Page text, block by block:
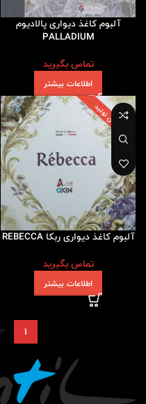
آلبوم کاغذ دیواری پالادیوم
PALLADIUM
تماس بگیرید
اطلاعات بیشتر
پایان تولید
آلبوم کاغذ دیواری ربکا REBECCA
تماس بگیرید
اطلاعات بیشتر
1
2